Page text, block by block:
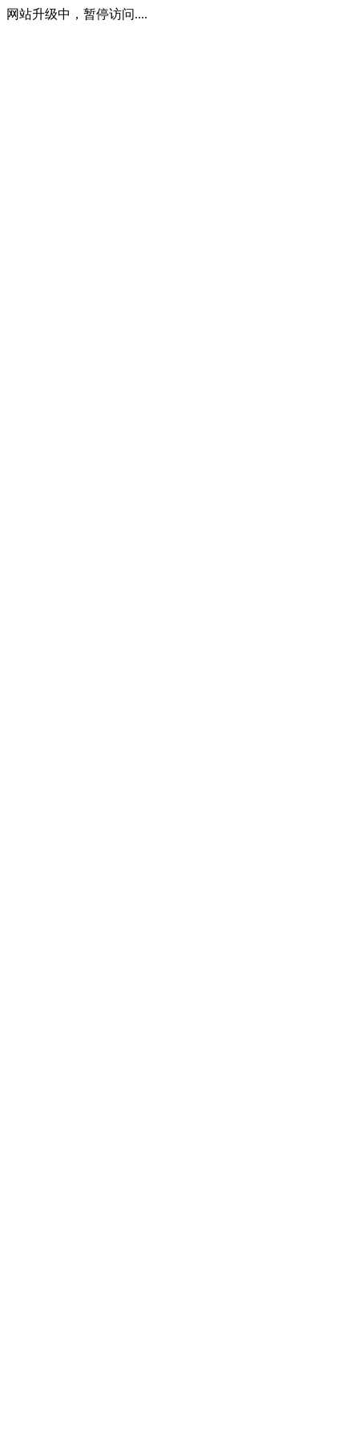
网站升级中，暂停访问....